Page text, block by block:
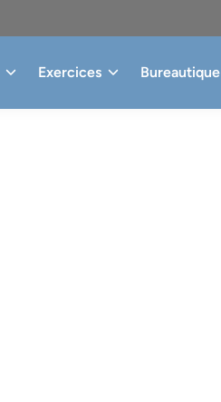
Exercices Bureautique